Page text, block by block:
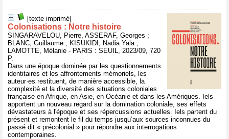
[texte imprimé]
Colonisations : Notre histoire
SINGARAVELOU, Pierre, ASSERAF, Georges ;
BLANC, Guillaume ; KISUKIDI, Nadia Yala ;
LAMOTTE, Mélanie - PARIS : SEUIL, 2023/09, 720
P.
Dans une époque dominée par les questionnements
identitaires et les affrontements mémoriels, les
auteur·es restituent, de manière accessible, la
complexité et la diversité des situations coloniales
française en Afrique, en Asie, en Océanie et dans les Amériques. Iels
apportent un nouveau regard sur la domination coloniale, ses effets
dévastateurs à l'époque et ses répercussions actuelles. Iels partent du
présent et remontent le fil du temps jusqu’aux sources inconnues du
passé dit « précolonial » pour répondre aux interrogations
contemporaines.